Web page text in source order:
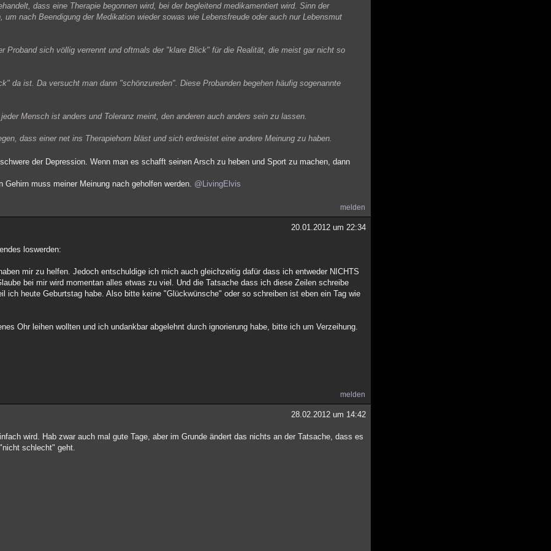
dass eine Therapie begonnen wird, bei der begleitend medikamentiert wird. Sinn der
nach Beendigung der Medikation wieder sowas wie Lebensfreude oder auch nur Lebensmut
Proband sich völlig verrennt und oftmals der "klare Blick" für die Realität, die meist gar nicht so
da ist. Da versucht man dann "schönzureden". Diese Probanden begehen häufig sogenannte
Mensch ist anders und Toleranz meint, den anderen auch anders sein zu lassen.
dass einer net ins Therapiehorn bläst und sich erdreistet eine andere Meinung zu haben.
der Depression. Wenn man es schafft seinen Arsch zu heben und Sport zu machen, dann
muss meiner Meinung nach geholfen werden. @LivingElvis
melden
20.01.2012 um 22:34
loswerden:
mir zu helfen. Jedoch entschuldige ich mich auch gleichzeitig dafür dass ich entweder NICHTS
bei mir wird momentan alles etwas zu viel. Und die Tatsache dass ich diese Zeilen schreibe
ich heute Geburtstag habe. Also bitte keine "Glückwünsche" oder so schreiben ist eben ein Tag wie
Ohr leihen wollten und ich undankbar abgelehnt durch ignorierung habe, bitte ich um Verzeihung.
melden
28.02.2012 um 14:42
wird. Hab zwar auch mal gute Tage, aber im Grunde ändert das nichts an der Tatsache, dass es
schlecht" geht.